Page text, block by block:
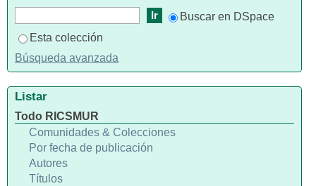
Buscar en DSpace
Esta colección
Búsqueda avanzada
Listar
Todo RICSMUR
Comunidades & Colecciones
Por fecha de publicación
Autores
Títulos